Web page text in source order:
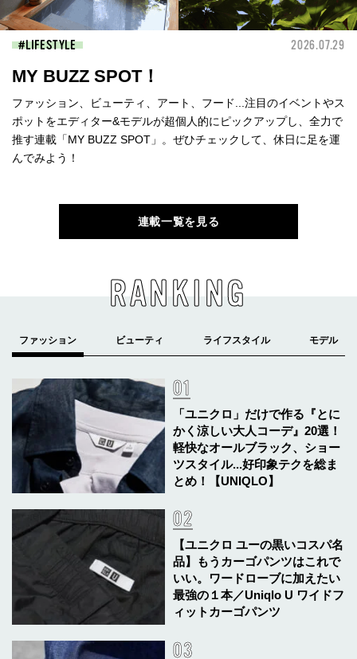
LIFESTYLE 2026.07.29
MY BUZZ SPOT！
ファッション、ビューティ、アート、フード...注目のイベントやス
ポットをエディター&モデルが超個人的にピックアップし、全力で
推す連載「MY BUZZ SPOT」。ぜひチェックして、休日に足を運
んでみよう！
連載一覧を見る
RANKING
「ユニクロ」だけで作る『とに
かく涼しい大人コーデ』20選！
軽快なオールブラック、ショー
ツスタイル...好印象テクを総ま
とめ！【UNIQLO】
【ユニクロ ユーの黒いコスパ名
品】もうカーゴパンツはこれで
いい。ワードローブに加えたい
最強の１本／Uniqlo U ワイドフ
ィットカーゴパンツ